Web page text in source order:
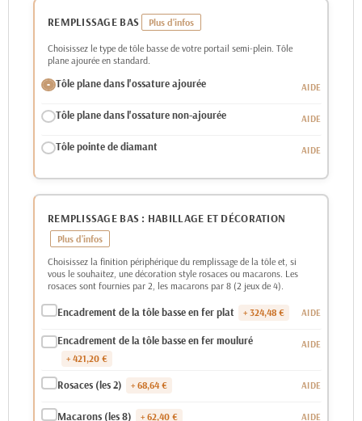
REMPLISSAGE BAS
Choisissez le type de tôle basse de votre portail semi-plein. Tôle
plane ajourée en standard.
Tôle plane dans l'ossature ajourée
Tôle plane dans l'ossature non-ajourée
Tôle pointe de diamant
REMPLISSAGE BAS : HABILLAGE ET DÉCORATION
Choisissez la finition périphérique du remplissage de la tôle et, si
vous le souhaitez, une décoration style rosaces ou macarons. Les
rosaces sont fournies par 2, les macarons par 8 (2 jeux de 4).
Encadrement de la tôle basse en fer plat + 324,48 €
Encadrement de la tôle basse en fer mouluré
+ 421,20 €
Rosaces (les 2) + 68,64 €
Macarons (les 8) + 62,40 €